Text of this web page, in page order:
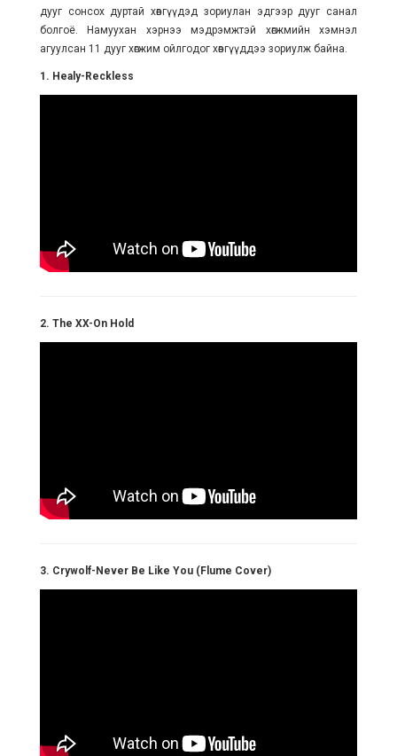
дууг сонсох дуртай хөвгүүдэд зориулан эдгээр дууг санал
болгоё. Намуухан хэрнээ мэдрэмжтэй хөгжмийн хэмнэл
агуулсан 11 дууг хөгжим ойлгодог хөвгүүддээ зориулж байна.
1. Healy-Reckless
2. The XX-On Hold
3. Crywolf-Never Be Like You (Flume Cover)